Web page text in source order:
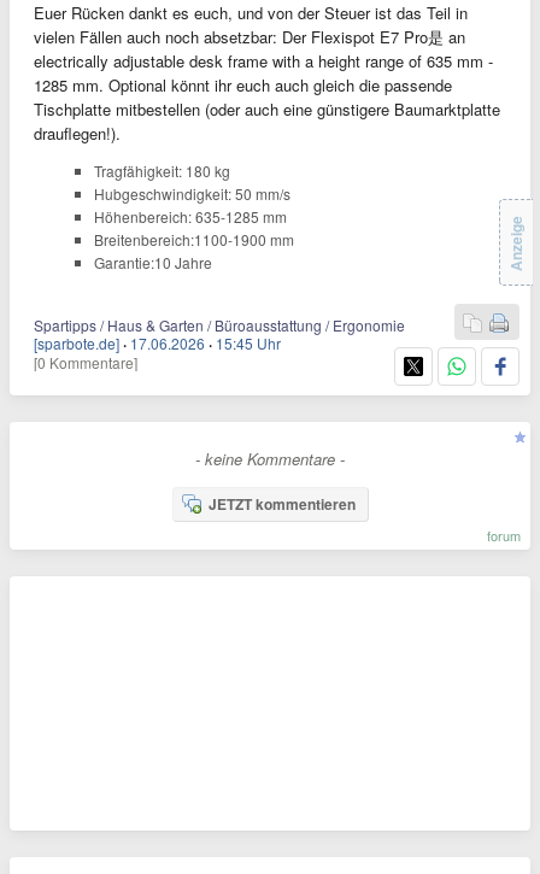
Euer Rücken dankt es euch, und von der Steuer ist das Teil in
vielen Fällen auch noch absetzbar: Der Flexispot E7 Pro是 an
electrically adjustable desk frame with a height range of 635 mm -
1285 mm. Optional könnt ihr euch auch gleich die passende
Tischplatte mitbestellen (oder auch eine günstigere Baumarktplatte
drauflegen!).
Tragfähigkeit: 180 kg
Hubgeschwindigkeit: 50 mm/s
Höhenbereich: 635-1285 mm
Breitenbereich:1100-1900 mm
Garantie:10 Jahre
Spartipps / Haus & Garten / Büroausstattung / Ergonomie
[sparbote.de] · 17.06.2026 · 15:45 Uhr
[0 Kommentare]
Anzeige
- keine Kommentare -
JETZT kommentieren
forum